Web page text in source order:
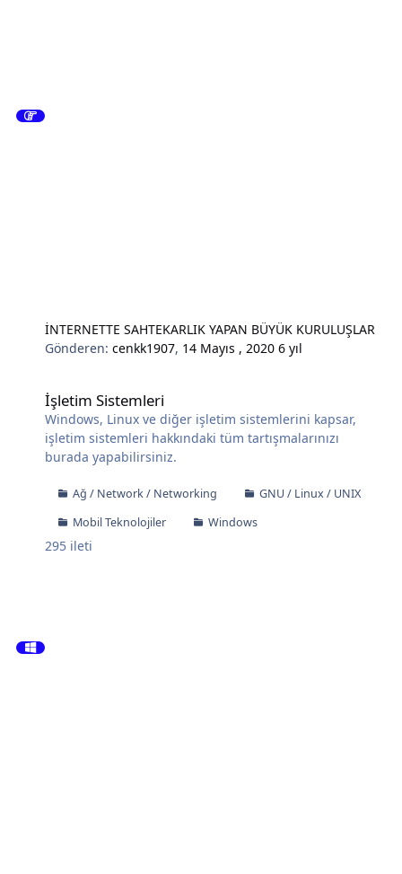
İNTERNETTE SAHTEKARLIK YAPAN BÜYÜK KURULUŞLAR
Gönderen:cenkk1907, 14 Mayıs , 20206 yıl
İşletim Sistemleri
Windows, Linux ve diğer işletim sistemlerini kapsar,
işletim sistemleri hakkındaki tüm tartışmalarınızı
burada yapabilirsiniz.
Ağ / Network / Networking
GNU / Linux / UNIX
Mobil Teknolojiler
Windows
295 ileti